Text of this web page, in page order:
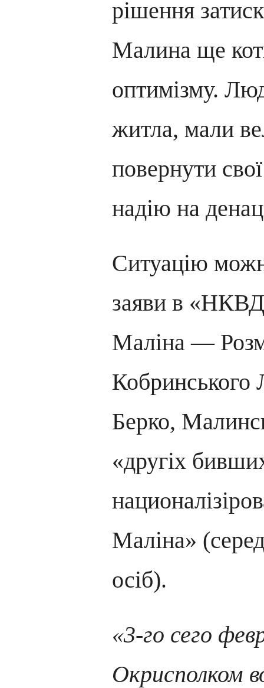
рішення
Малина ще
оптимізму.
житла, мали
повернути
надію на
Ситуацію
заяви в
Маліна —
Кобринського
Берко,
«другіх
Маліна»
осіб).
«3-го сего
Окрисполком